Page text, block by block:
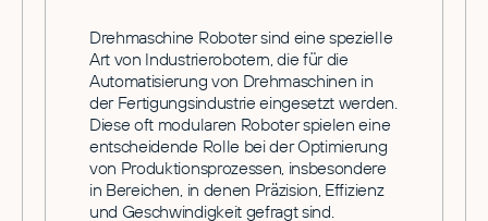
Drehmaschine Roboter sind eine spezielle
Art von Industrierobotern, die für die
Automatisierung von Drehmaschinen in
der Fertigungsindustrie eingesetzt werden.
Diese oft modularen Roboter spielen eine
entscheidende Rolle bei der Optimierung
von Produktionsprozessen, insbesondere
in Bereichen, in denen Präzision, Effizienz
und Geschwindigkeit gefragt sind.